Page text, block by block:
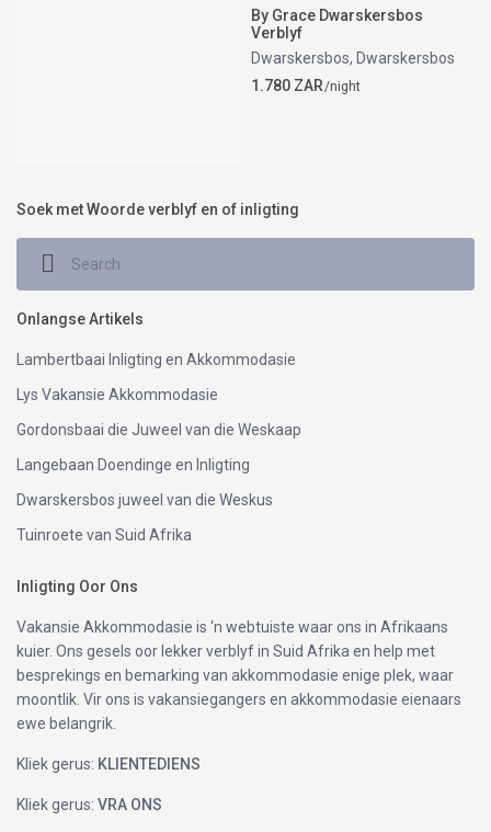
By Grace Dwarskersbos
Verblyf
Dwarskersbos, Dwarskersbos
1.780 ZAR/night
Soek met Woorde verblyf en of inligting
Onlangse Artikels
Lambertbaai Inligting en Akkommodasie
Lys Vakansie Akkommodasie
Gordonsbaai die Juweel van die Weskaap
Langebaan Doendinge en Inligting
Dwarskersbos juweel van die Weskus
Tuinroete van Suid Afrika
Inligting Oor Ons
Vakansie Akkommodasie is ‘n webtuiste waar ons in Afrikaans
kuier. Ons gesels oor lekker verblyf in Suid Afrika en help met
besprekings en bemarking van akkommodasie enige plek, waar
moontlik. Vir ons is vakansiegangers en akkommodasie eienaars
ewe belangrik.
Kliek gerus: KLIENTEDIENS
Kliek gerus:VRA ONS